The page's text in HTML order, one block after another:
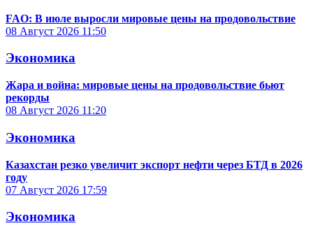
FAO: В июле выросли мировые цены на продовольствие
08 Август 2026 11:50
Экономика
Жара и война: мировые цены на продовольствие бьют
рекорды
08 Август 2026 11:20
Экономика
Казахстан резко увеличит экспорт нефти через БТД в 2026
году
07 Август 2026 17:59
Экономика